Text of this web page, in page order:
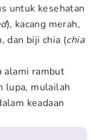
untuk kesehatan
), kacang merah,
dan biji chia (chia
alami rambut
lupa, mulailah
keadaan